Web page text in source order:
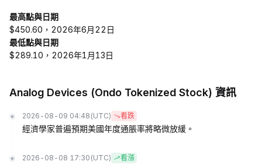
最高點與日期
$450.60，2026年6月22日
最低點與日期
$289.10，2026年1月13日
Analog Devices (Ondo Tokenized Stock) 資訊
2026-08-09 04:48 (UTC) 看跌
經濟學家普遍預期美國年度通脹率將略微放緩。
2026-08-08 17:30 (UTC) 看漲